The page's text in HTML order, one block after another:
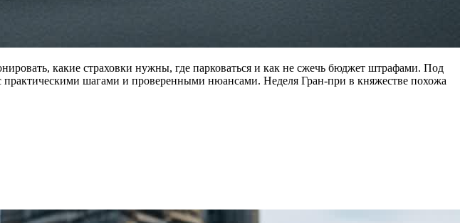
какие страховки нужны, где парковаться и как не сжечь бюджет штрафами. Под
шагами и проверенными нюансами. Неделя Гран-при в княжестве похожа